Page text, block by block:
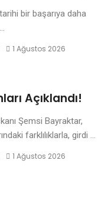
bir başarıya daha
1 Ağustos 2026
Açıklandı!
Şemsi Bayraktar,
farklılıklarla, girdi ...
1 Ağustos 2026